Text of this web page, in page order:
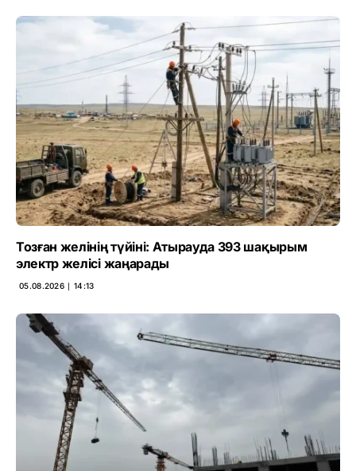
Тозған желінің түйіні: Атырауда 393 шақырым
электр желісі жаңарады
05.08.2026 ∣ 14:13